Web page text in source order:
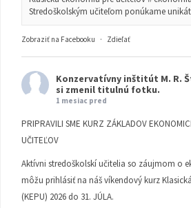
Stredoškolským učiteľom ponúkame
Zobraziť na Facebooku · Zdieľať
Konzervatívny inštitút M. R.
si zmenil titulnú fotku.
1 mesiac pred
PRIPRAVILI SME KURZ ZÁKLADOV
UČITEĽOV
Aktívni stredoškolskí učitelia so záujmom o
môžu prihlásiť na náš víkendový kurz
(KEPU) 2026 do 31. JÚLA.